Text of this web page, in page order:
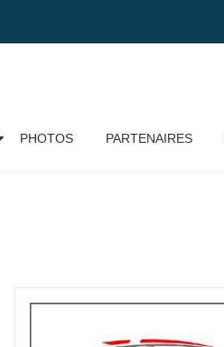
PHOTOS PARTENAIRES